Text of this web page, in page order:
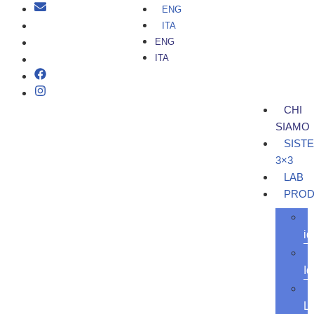
ENG
ITA
ENG
ITA
CHI
SIAMO
3×3
LAB